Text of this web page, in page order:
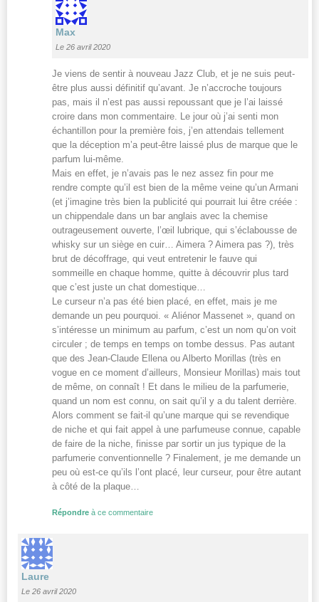
Max
Le 26 avril 2020
Je viens de sentir à nouveau Jazz Club, et je ne suis peut-
être plus aussi définitif qu’avant. Je n’accroche toujours
pas, mais il n’est pas aussi repoussant que je l’ai laissé
croire dans mon commentaire. Le jour où j’ai senti mon
échantillon pour la première fois, j’en attendais tellement
que la déception m’a peut-être laissé plus de marque que le
parfum lui-même.
Mais en effet, je n’avais pas le nez assez fin pour me
rendre compte qu’il est bien de la même veine qu’un Armani
(et j’imagine très bien la publicité qui pourrait lui être créée :
un chippendale dans un bar anglais avec la chemise
outrageusement ouverte, l’œil lubrique, qui s’éclabousse de
whisky sur un siège en cuir… Aimera ? Aimera pas ?), très
brut de décoffrage, qui veut entretenir le fauve qui
sommeille en chaque homme, quitte à découvrir plus tard
que c’est juste un chat domestique…
Le curseur n’a pas été bien placé, en effet, mais je me
demande un peu pourquoi. « Aliénor Massenet », quand on
s’intéresse un minimum au parfum, c’est un nom qu’on voit
circuler ; de temps en temps on tombe dessus. Pas autant
que des Jean-Claude Ellena ou Alberto Morillas (très en
vogue en ce moment d’ailleurs, Monsieur Morillas) mais tout
de même, on connaît ! Et dans le milieu de la parfumerie,
quand un nom est connu, on sait qu’il y a du talent derrière.
Alors comment se fait-il qu’une marque qui se revendique
de niche et qui fait appel à une parfumeuse connue, capable
de faire de la niche, finisse par sortir un jus typique de la
parfumerie conventionnelle ? Finalement, je me demande un
peu où est-ce qu’ils l’ont placé, leur curseur, pour être autant
à côté de la plaque…
Répondre à ce commentaire
Laure
Le 26 avril 2020